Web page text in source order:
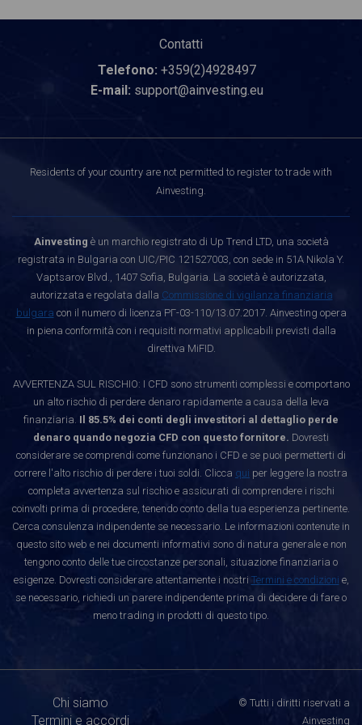
Contatti
Telefono: +359(2)4928497
E-mail: support@ainvesting.eu
Residents of your country are not permitted to register to trade with
Ainvesting.
Ainvesting è un marchio registrato di Up Trend LTD, una società
registrata in Bulgaria con UIC/PIC 121527003, con sede in 51A Nikola Y.
Vaptsarov Blvd., 1407 Sofia, Bulgaria. La società è autorizzata,
autorizzata e regolata dalla Commissione di vigilanza finanziaria
bulgara con il numero di licenza РГ-03-110/13.07.2017. Ainvesting opera
in piena conformità con i requisiti normativi applicabili previsti dalla
direttiva MiFID.
AVVERTENZA SUL RISCHIO: I CFD sono strumenti complessi e comportano
un alto rischio di perdere denaro rapidamente a causa della leva
finanziaria. Il 85.5% dei conti degli investitori al dettaglio perde
denaro quando negozia CFD con questo fornitore. Dovresti
considerare se comprendi come funzionano i CFD e se puoi permetterti di
correre l'alto rischio di perdere i tuoi soldi. Clicca qui per leggere la nostra
completa avvertenza sul rischio e assicurati di comprendere i rischi
coinvolti prima di procedere, tenendo conto della tua esperienza pertinente.
Cerca consulenza indipendente se necessario. Le informazioni contenute in
questo sito web e nei documenti informativi sono di natura generale e non
tengono conto delle tue circostanze personali, situazione finanziaria o
esigenze. Dovresti considerare attentamente i nostri Termini e condizioni e,
se necessario, richiedi un parere indipendente prima di decidere di fare o
meno trading in prodotti di questo tipo.
Chi siamo
Termini e accordi
© Tutti i diritti riservati a
Ainvesting